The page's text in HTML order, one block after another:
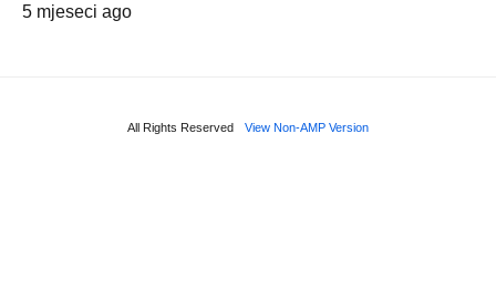
5 mjeseci ago
All Rights Reserved View Non-AMP Version